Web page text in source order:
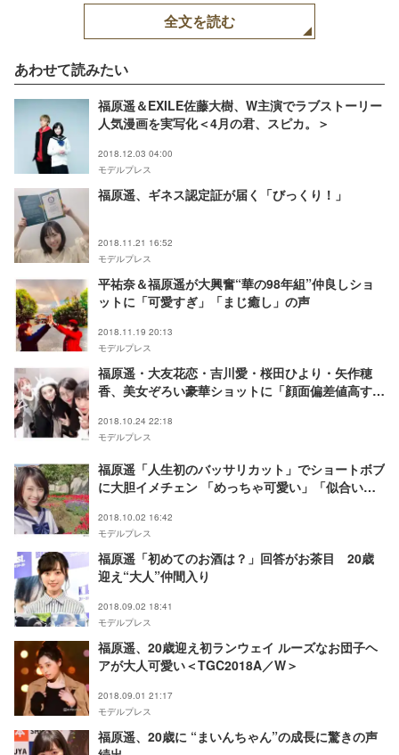
全文を読む
あわせて読みたい
福原遥＆EXILE佐藤大樹、W主演でラブストーリー
人気漫画を実写化＜4月の君、スピカ。＞
2018.12.03 04:00
モデルプレス
福原遥、ギネス認定証が届く「びっくり！」
2018.11.21 16:52
モデルプレス
平祐奈＆福原遥が大興奮“華の98年組”仲良しショ
ットに「可愛すぎ」「まじ癒し」の声
2018.11.19 20:13
モデルプレス
福原遥・大友花恋・吉川愛・桜田ひより・矢作穂
香、美女ぞろい豪華ショットに「顔面偏差値高す
2018.10.24 22:18
モデルプレス
福原遥「人生初のバッサリカット」でショートボブ
に大胆イメチェン 「めっちゃ可愛い」「似合いす
2018.10.02 16:42
モデルプレス
福原遥「初めてのお酒は？」回答がお茶目 20歳
迎え“大人”仲間入り
2018.09.02 18:41
モデルプレス
福原遥、20歳迎え初ランウェイ ルーズなお団子ヘ
アが大人可愛い＜TGC2018A／W＞
2018.09.01 21:17
モデルプレス
福原遥、20歳に “まいんちゃん”の成長に驚きの声